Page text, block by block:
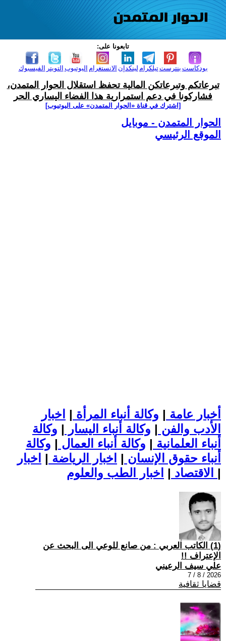
تابعونا على:
الفيسبوك التويتر اليوتيوب الانستغرام لينكدإن تيلكرامبنترست بودكاست
تبرعاتكم وتبرعاتكن المالية تحفظ استقلال الحوار المتمدن،
فشاركونا في دعم استمرارية هذا الفضاء اليساري الحر
[اشترك في قناة ‫«الحوار المتمدن» على اليوتيوب]
الحوار المتمدن - موبايل
الموقع الرئيسي
أخبار عامة | وكالة أنباء المرأة | اخبار
الأدب والفن | وكالة أنباء اليسار | وكالة
أنباء العلمانية | وكالة أنباء العمال | وكالة
أنباء حقوق الإنسان | اخبار الرياضة | اخبار
الاقتصاد | |
(1) الكاتب العربي : من صانع للوعي الى البحث عن
الإعتراف !!
علي سيف الرعيني
2026 / 8 / 7
قضايا ثقافية